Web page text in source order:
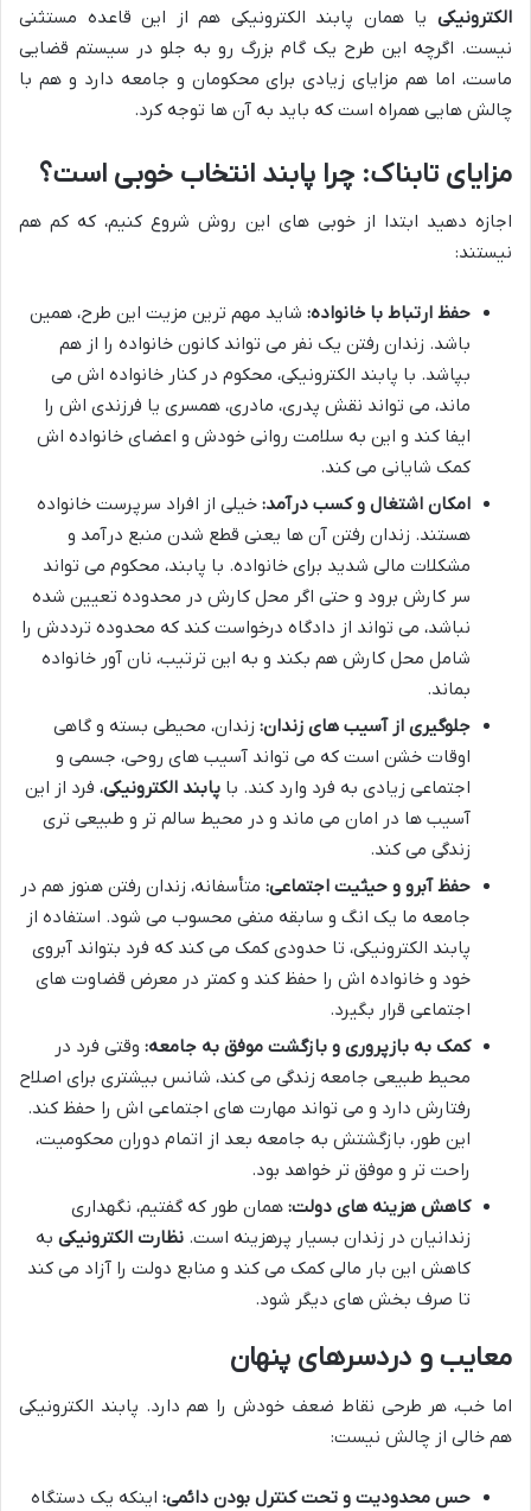
الکترونیکی یا همان پابند الکترونیکی هم از این قاعده مستثنی
نیست. اگرچه این طرح یک گام بزرگ رو به جلو در سیستم قضایی
ماست، اما هم مزایای زیادی برای محکومان و جامعه دارد و هم با
چالش هایی همراه است که باید به آن ها توجه کرد.
مزایای تابناک: چرا پابند انتخاب خوبی است؟
اجازه دهید ابتدا از خوبی های این روش شروع کنیم، که کم هم
نیستند:
حفظ ارتباط با خانواده: شاید مهم ترین مزیت این طرح، همین
باشد. زندان رفتن یک نفر می تواند کانون خانواده را از هم
بپاشد. با پابند الکترونیکی، محکوم در کنار خانواده اش می
ماند، می تواند نقش پدری، مادری، همسری یا فرزندی اش را
ایفا کند و این به سلامت روانی خودش و اعضای خانواده اش
کمک شایانی می کند.
امکان اشتغال و کسب درآمد: خیلی از افراد سرپرست خانواده
هستند. زندان رفتن آن ها یعنی قطع شدن منبع درآمد و
مشکلات مالی شدید برای خانواده. با پابند، محکوم می تواند
سر کارش برود و حتی اگر محل کارش در محدوده تعیین شده
نباشد، می تواند از دادگاه درخواست کند که محدوده ترددش را
شامل محل کارش هم بکند و به این ترتیب، نان آور خانواده
بماند.
جلوگیری از آسیب های زندان: زندان، محیطی بسته و گاهی
اوقات خشن است که می تواند آسیب های روحی، جسمی و
اجتماعی زیادی به فرد وارد کند. با پابند الکترونیکی، فرد از این
آسیب ها در امان می ماند و در محیط سالم تر و طبیعی تری
زندگی می کند.
حفظ آبرو و حیثیت اجتماعی: متأسفانه، زندان رفتن هنوز هم در
جامعه ما یک انگ و سابقه منفی محسوب می شود. استفاده از
پابند الکترونیکی، تا حدودی کمک می کند که فرد بتواند آبروی
خود و خانواده اش را حفظ کند و کمتر در معرض قضاوت های
اجتماعی قرار بگیرد.
کمک به بازپروری و بازگشت موفق به جامعه: وقتی فرد در
محیط طبیعی جامعه زندگی می کند، شانس بیشتری برای اصلاح
رفتارش دارد و می تواند مهارت های اجتماعی اش را حفظ کند.
این طور، بازگشتش به جامعه بعد از اتمام دوران محکومیت،
راحت تر و موفق تر خواهد بود.
کاهش هزینه های دولت: همان طور که گفتیم، نگهداری
زندانیان در زندان بسیار پرهزینه است. نظارت الکترونیکی به
کاهش این بار مالی کمک می کند و منابع دولت را آزاد می کند
تا صرف بخش های دیگر شود.
معایب و دردسرهای پنهان
اما خب، هر طرحی نقاط ضعف خودش را هم دارد. پابند الکترونیکی
هم خالی از چالش نیست:
حس محدودیت و تحت کنترل بودن دائمی: اینکه یک دستگاه